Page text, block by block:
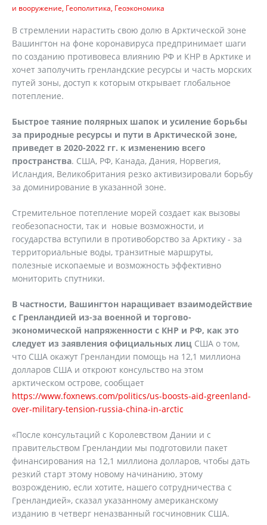
и вооружение Геополитика Геоэкономика
В стремлении нарастить свою долю в Арктической зоне
Вашингтон на фоне коронавируса предпринимает шаги
по созданию противовеса влиянию РФ и КНР в Арктике и
хочет заполучить гренландские ресурсы и часть морских
путей зоны, доступ к которым открывает глобальное
потепление.
Быстрое таяние полярных шапок и усиление борьбы
за природные ресурсы и пути в Арктической зоне,
приведет в 2020-2022 гг. к изменению всего
пространства. США, РФ, Канада, Дания, Норвегия,
Исландия, Великобритания резко активизировали борьбу
за доминирование в указанной зоне.
Стремительное потепление морей создает как вызовы
геобезопасности, так и новые возможности, и
государства вступили в противоборство за Арктику - за
территориальные воды, транзитные маршруты,
полезные ископаемые и возможность эффективно
мониторить спутники.
В частности, Вашингтон наращивает взаимодействие
с Гренландией из-за военной и торгово-
экономической напряженности с КНР и РФ, как это
следует из заявления официальных лиц США о том,
что США окажут Гренландии помощь на 12,1 миллиона
долларов США и откроют консульство на этом
арктическом острове, сообщает
https://www.foxnews.com/politics/us-boosts-aid-greenland-
over-military-tension-russia-china-in-arctic
«После консультаций с Королевством Дании и с
правительством Гренландии мы подготовили пакет
финансирования на 12,1 миллиона долларов, чтобы дать
резкий старт этому новому начинанию, этому
возрождению, если хотите, нашего сотрудничества с
Гренландией», сказал указанному американскому
изданию в четверг неназванный госчиновник США.